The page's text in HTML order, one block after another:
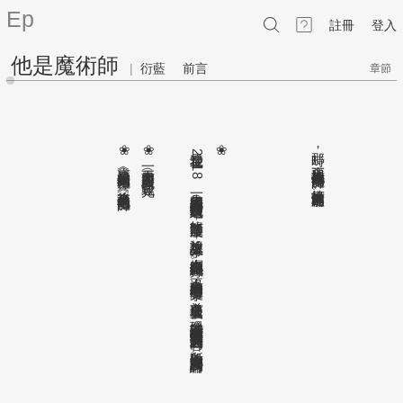
Ep 註冊 登入
他是魔術師 | 衍藍 前言 章節
，
我覺得他就像一個魔術師
，
技術最高超的那種
。
❀
2018
年末完成的一個繪本作品︵文體沒有此選項
，
故歸類於漫畫︶
，
想說放上來分享
，
也在網路上做個紀錄
。
不過整本繪本的內容沒有文字
，
之前在發表過後
，
發現一些讀者因沒有文字而較難理解書中我想表達的內容
，
所以歡迎大家留言詢問及討論
。
❀一天更會新四面︵大概︶ ︵連載完︶
❀原標題是︽我的魔術棒︾
，
後來改為︽他是魔術師︾